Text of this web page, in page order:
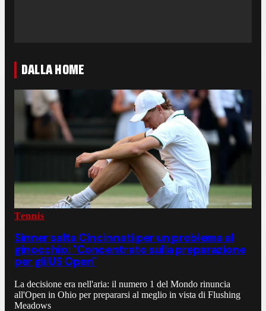
DALLA HOME
Tennis
Sinner salta Cincinnati per un problema al
ginocchio: "Concentrato sulla preparazione
per gli US Open"
La decisione era nell'aria: il numero 1 del Mondo rinuncia
all'Open in Ohio per prepararsi al meglio in vista di Flushing
Meadows